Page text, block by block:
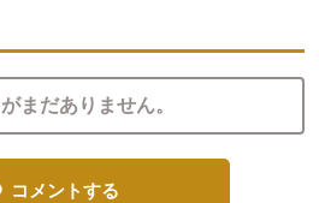
まだありません。
コメントする